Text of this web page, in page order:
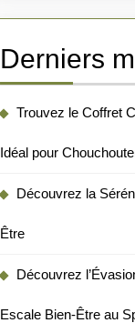
Derniers
Trouvez le Coffret
Idéal pour
Découvrez la
Être
Découvrez
Escale Bien-Être au